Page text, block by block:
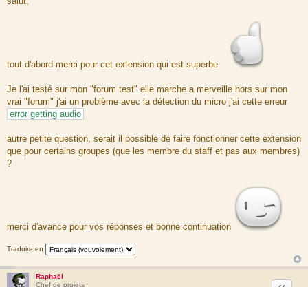
s
tout d'abord merci pour cet extension qui est superbe
Je l'ai testé sur mon "forum test" elle marche a merveille hors sur mon
vrai "forum" j'ai un problème avec la détection du micro j'ai cette erreur
error getting audio
autre petite question, serait il possible de faire fonctionner cette extension
que pour certains groupes (que les membre du staff et pas aux membres)
?
merci d'avance pour vos réponses et bonne continuation
Traduire en
Raphaël
Chef de projets